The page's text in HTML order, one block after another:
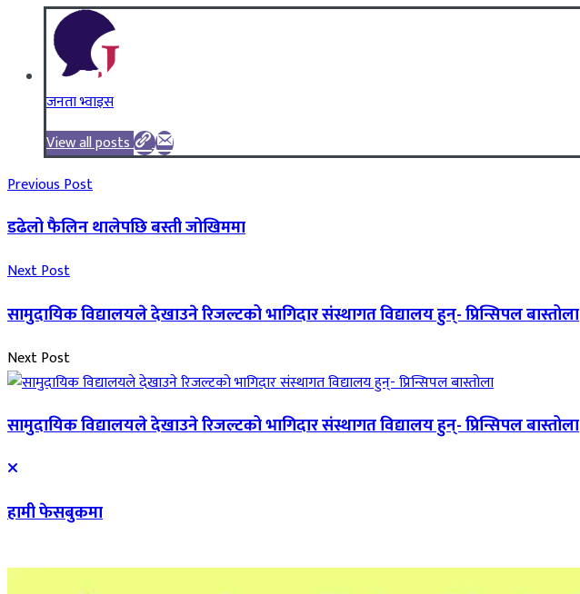
जनता भ्वाइस
View all posts
Previous Post
डढेलो फैलिन थालेपछि बस्ती जोखिममा
Next Post
सामुदायिक विद्यालयले देखाउने रिजल्टको भागिदार संस्थागत विद्यालय हुन्- प्रिन्सिपल बास्तोला
Next Post
सामुदायिक विद्यालयले देखाउने रिजल्टको भागिदार संस्थागत विद्यालय हुन्- प्रिन्सिपल बास्तोला
हामी फेसबुकमा